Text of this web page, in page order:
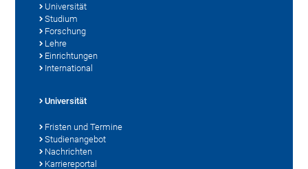
Universität
Studium
Forschung
Lehre
Einrichtungen
International
Universität
Fristen und Termine
Studienangebot
Nachrichten
Karriereportal